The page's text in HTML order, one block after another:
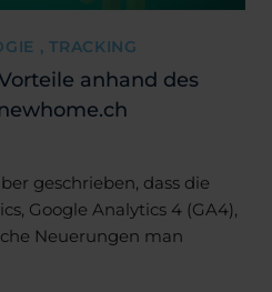
, TRACKING
anhand des
geschrieben, dass die
Google Analytics 4 (GA4),
Neuerungen man